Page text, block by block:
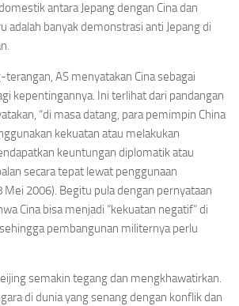
antara Jepang dengan Cina dan
adalah banyak demonstrasi anti Jepang di
terangan, AS menyatakan Cina sebagai
kepentingannya. Ini terlihat dari pandangan
“di masa datang, para pemimpin China
kekuatan atau melakukan
keuntungan diplomatik atau
secara tepat lewat penggunaan
Mei 2006). Begitu pula dengan pernyataan
Cina bisa menjadi “kekuatan negatif” di
pembangunan militernya perlu
semakin tegang dan mengkhawatirkan.
di dunia yang senang dengan konflik dan